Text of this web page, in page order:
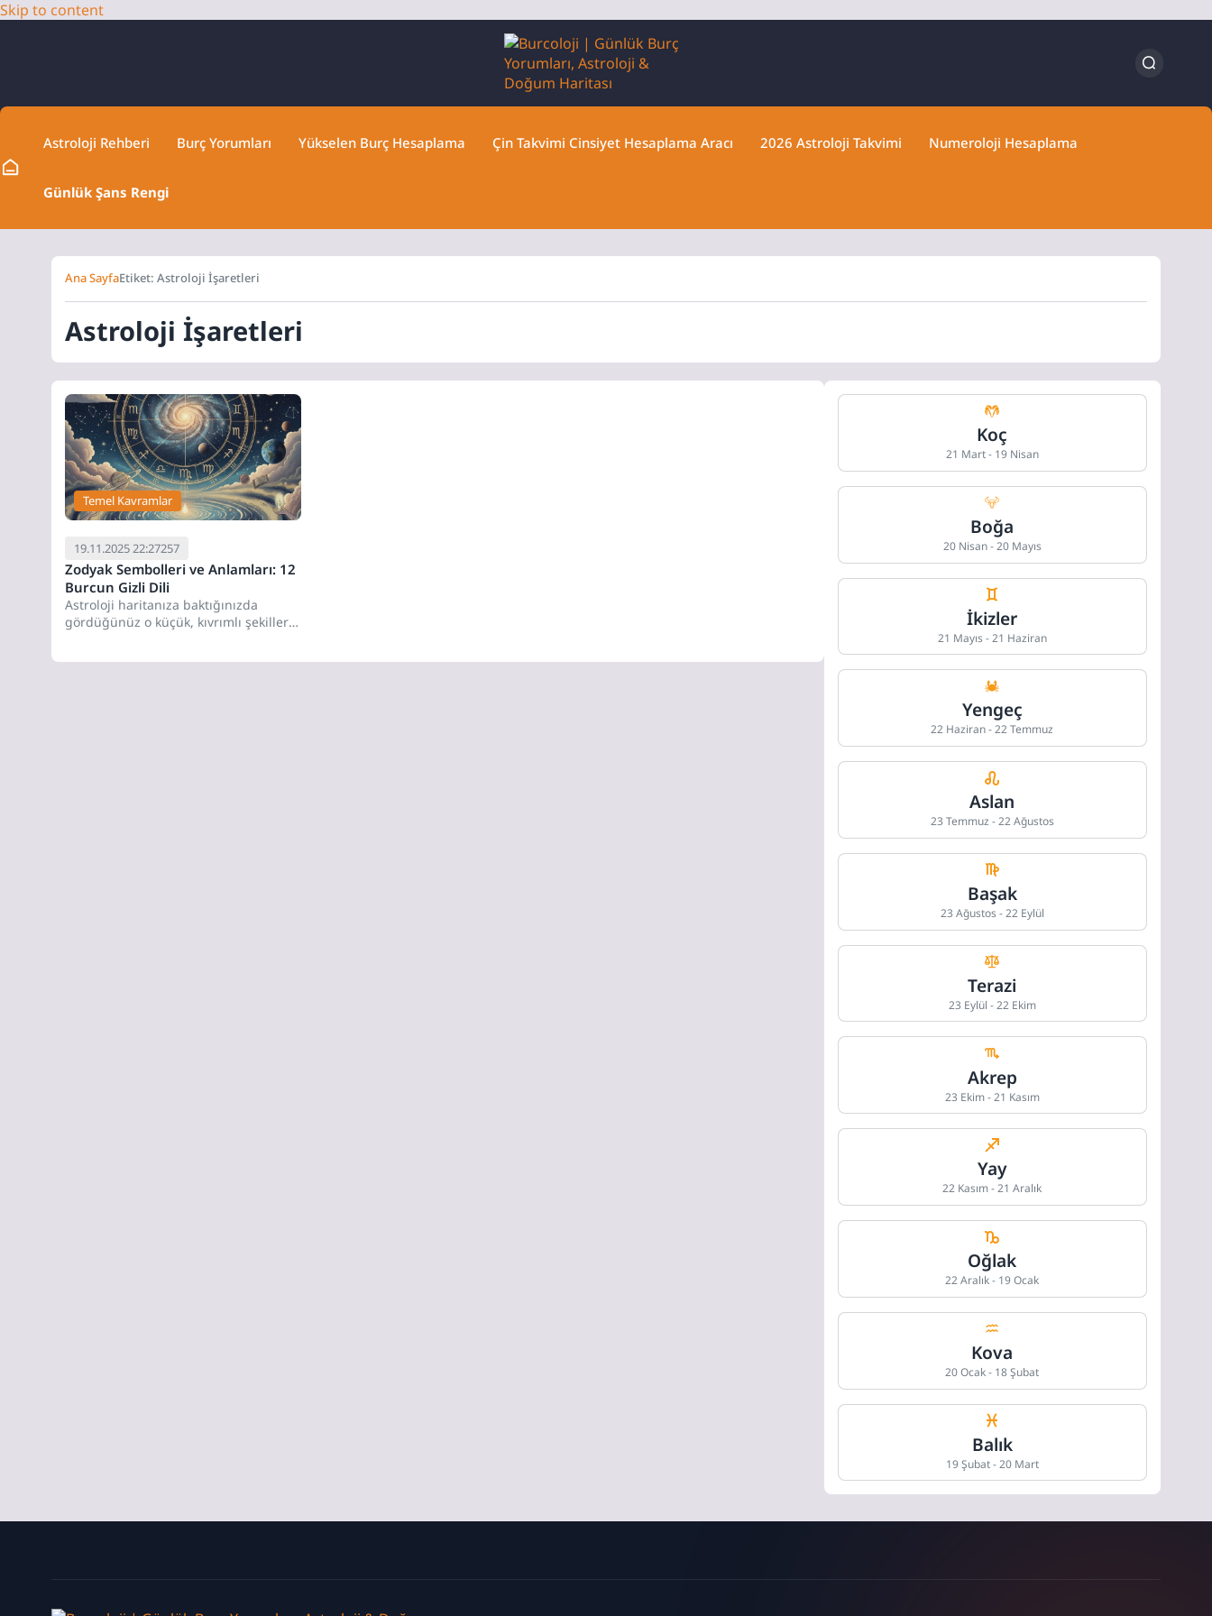
Skip to content
Astroloji Rehberi Burç Yorumları Yükselen Burç Hesaplama Çin Takvimi Cinsiyet Hesaplama Aracı 2026 Astroloji Takvimi Numeroloji Hesaplama
Günlük Şans Rengi
Ana SayfaEtiket: Astroloji İşaretleri
Astroloji İşaretleri
Temel Kavramlar
19.11.2025 22:27257
Zodyak Sembolleri ve Anlamları: 12
Burcun Gizli Dili
Astroloji haritanıza baktığınızda
gördüğünüz o küçük, kıvrımlı şekillerin
Koç
21 Mart - 19 Nisan
Boğa
20 Nisan - 20 Mayıs
İkizler
21 Mayıs - 21 Haziran
Yengeç
22 Haziran - 22 Temmuz
Aslan
23 Temmuz - 22 Ağustos
Başak
23 Ağustos - 22 Eylül
Terazi
23 Eylül - 22 Ekim
Akrep
23 Ekim - 21 Kasım
Yay
22 Kasım - 21 Aralık
Oğlak
22 Aralık - 19 Ocak
Kova
20 Ocak - 18 Şubat
Balık
19 Şubat - 20 Mart